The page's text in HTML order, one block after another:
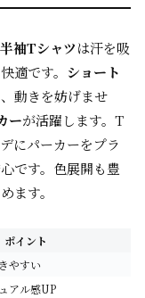
半袖Tシャツは汗を吸
適です。 ショート
動きを妨げませ
ーが活躍します。T
にパーカーをプラ
です。色展開も豊
ます。
ポイント
やすい
アル感UP